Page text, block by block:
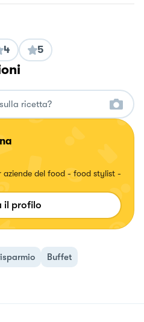
4 5
aziende del food - food stylist -
il profilo
Buffet